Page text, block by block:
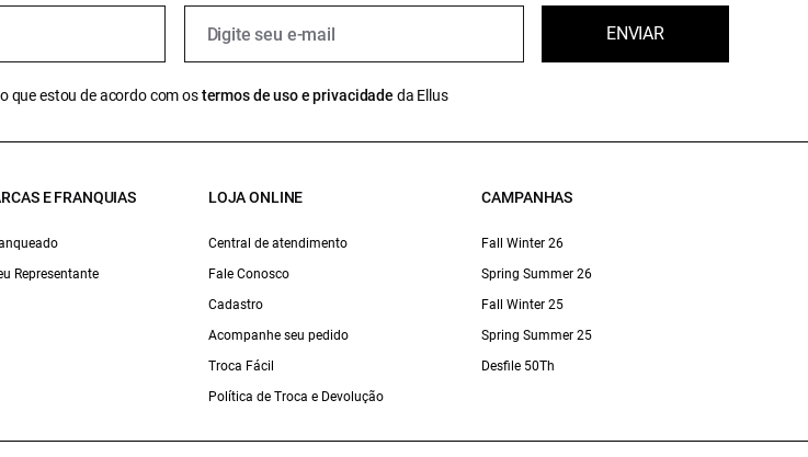
ENVIAR
que estou de acordo com ostermos de uso e privacidade da Ellus
E FRANQUIAS
Representante
LOJA ONLINE
Central de atendimento
Fale Conosco
Cadastro
Acompanhe seu pedido
Troca Fácil
Política de Troca e Devolução
CAMPANHAS
Fall Winter 26
Spring Summer 26
Fall Winter 25
Spring Summer 25
Desfile 50Th